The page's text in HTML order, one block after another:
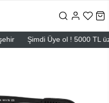
Şimdi Üye ol ! 5000 TL üzeri